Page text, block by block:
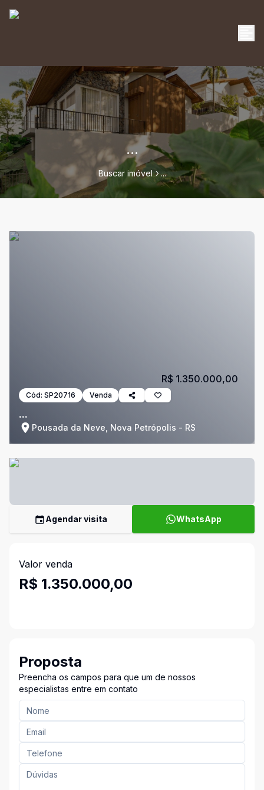
...
Buscar imóvel ...
Cód: SP20716 Venda
...
Pousada da Neve, Nova Petrópolis - RS
R$ 1.350.000,00
Agendar visita WhatsApp
Valor venda
R$ 1.350.000,00
Proposta
Preencha os campos para que um de nossos
especialistas entre em contato